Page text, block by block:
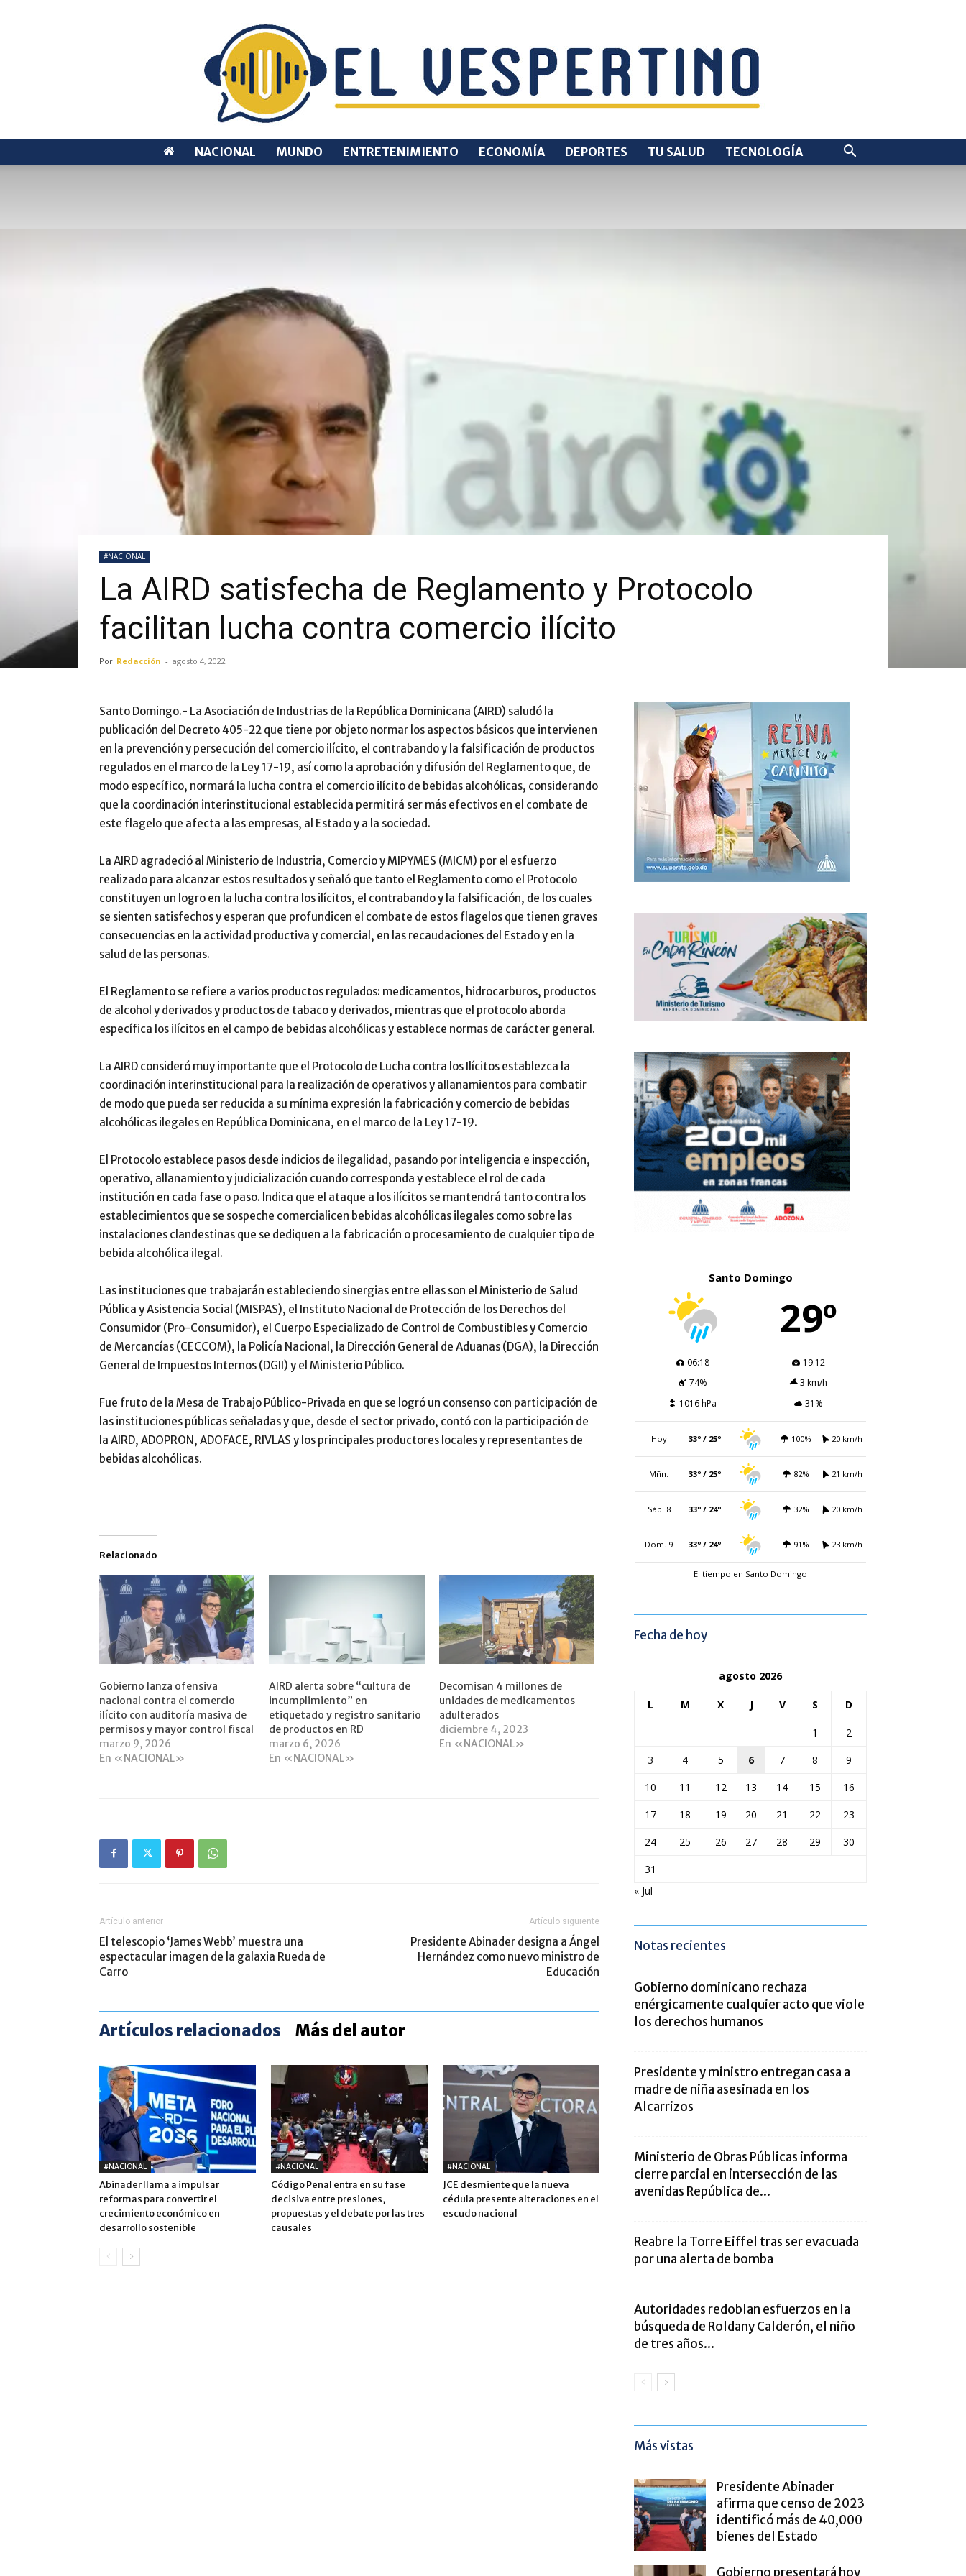
NACIONAL MUNDO ENTRETENIMIENTO ECONOMÍA DEPORTES TU SALUD TECNOLOGÍA
#NACIONAL
La AIRD satisfecha de Reglamento y Protocolo
facilitan lucha contra comercio ilícito
Por Redacción - agosto 4, 2022
Santo Domingo.- La Asociación de Industrias de la República Dominicana (AIRD) saludó la
publicación del Decreto 405-22 que tiene por objeto normar los aspectos básicos que intervienen
en la prevención y persecución del comercio ilícito, el contrabando y la falsificación de productos
regulados en el marco de la Ley 17-19, así como la aprobación y difusión del Reglamento que, de
modo específico, normará la lucha contra el comercio ilícito de bebidas alcohólicas, considerando
que la coordinación interinstitucional establecida permitirá ser más efectivos en el combate de
este flagelo que afecta a las empresas, al Estado y a la sociedad.
La AIRD agradeció al Ministerio de Industria, Comercio y MIPYMES (MICM) por el esfuerzo
realizado para alcanzar estos resultados y señaló que tanto el Reglamento como el Protocolo
constituyen un logro en la lucha contra los ilícitos, el contrabando y la falsificación, de los cuales
se sienten satisfechos y esperan que profundicen el combate de estos flagelos que tienen graves
consecuencias en la actividad productiva y comercial, en las recaudaciones del Estado y en la
salud de las personas.
El Reglamento se refiere a varios productos regulados: medicamentos, hidrocarburos, productos
de alcohol y derivados y productos de tabaco y derivados, mientras que el protocolo aborda
específica los ilícitos en el campo de bebidas alcohólicas y establece normas de carácter general.
La AIRD consideró muy importante que el Protocolo de Lucha contra los Ilícitos establezca la
coordinación interinstitucional para la realización de operativos y allanamientos para combatir
de modo que pueda ser reducida a su mínima expresión la fabricación y comercio de bebidas
alcohólicas ilegales en República Dominicana, en el marco de la Ley 17-19.
El Protocolo establece pasos desde indicios de ilegalidad, pasando por inteligencia e inspección,
operativo, allanamiento y judicialización cuando corresponda y establece el rol de cada
institución en cada fase o paso. Indica que el ataque a los ilícitos se mantendrá tanto contra los
establecimientos que se sospeche comercialicen bebidas alcohólicas ilegales como sobre las
instalaciones clandestinas que se dediquen a la fabricación o procesamiento de cualquier tipo de
bebida alcohólica ilegal.
Las instituciones que trabajarán estableciendo sinergias entre ellas son el Ministerio de Salud
Pública y Asistencia Social (MISPAS), el Instituto Nacional de Protección de los Derechos del
Consumidor (Pro-Consumidor), el Cuerpo Especializado de Control de Combustibles y Comercio
de Mercancías (CECCOM), la Policía Nacional, la Dirección General de Aduanas (DGA), la Dirección
General de Impuestos Internos (DGII) y el Ministerio Público.
Fue fruto de la Mesa de Trabajo Público-Privada en que se logró un consenso con participación de
las instituciones públicas señaladas y que, desde el sector privado, contó con la participación de
la AIRD, ADOPRON, ADOFACE, RIVLAS y los principales productores locales y representantes de
bebidas alcohólicas.
Relacionado
Gobierno lanza ofensiva
nacional contra el comercio
ilícito con auditoría masiva de
permisos y mayor control fiscal
marzo 9, 2026
En «NACIONAL»
AIRD alerta sobre “cultura de
incumplimiento” en
etiquetado y registro sanitario
de productos en RD
marzo 6, 2026
En «NACIONAL»
Decomisan 4 millones de
unidades de medicamentos
adulterados
diciembre 4, 2023
En «NACIONAL»
Artículo anterior
El telescopio ‘James Webb’ muestra una
espectacular imagen de la galaxia Rueda de
Carro
Artículo siguiente
Presidente Abinader designa a Ángel
Hernández como nuevo ministro de
Educación
Artículos relacionados Más del autor
#NACIONAL
Abinader llama a impulsar
reformas para convertir el
crecimiento económico en
desarrollo sostenible
#NACIONAL
Código Penal entra en su fase
decisiva entre presiones,
propuestas y el debate por las tres
causales
#NACIONAL
JCE desmiente que la nueva
cédula presente alteraciones en el
escudo nacional
Santo Domingo
29º
06:18
19:12
74%
3 km/h
1016 hPa
31%
Hoy 33º / 25º 100% 20 km/h
Mñn. 33º / 25º 82% 21 km/h
Sáb. 8 33º / 24º 32% 20 km/h
Dom. 9 33º / 24º 91% 23 km/h
El tiempo en Santo Domingo
Fecha de hoy
agosto 2026
L M X J V S D
1
2
3
4 5 6 7 8
9
10
11 12 13 14 15
16
17
18 19 20 21 22
23
24
25 26 27 28 29
30
31
« Jul
Notas recientes
Gobierno dominicano rechaza
enérgicamente cualquier acto que viole
los derechos humanos
Presidente y ministro entregan casa a
madre de niña asesinada en los
Alcarrizos
Ministerio de Obras Públicas informa
cierre parcial en intersección de las
avenidas República de...
Reabre la Torre Eiffel tras ser evacuada
por una alerta de bomba
Autoridades redoblan esfuerzos en la
búsqueda de Roldany Calderón, el niño
de tres años...
Más vistas
Presidente Abinader
afirma que censo de 2023
identificó más de 40,000
bienes del Estado
Gobierno presentará hoy